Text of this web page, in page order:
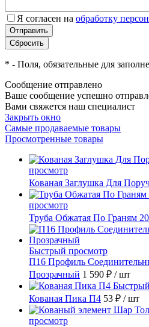
Я согласен на обработку
* - Поля, обязательные для
Сообщение отправлено
Ваше сообщение успешно
Вами свяжется наш специалист
Закрыть окно
Самые продаваемые товары
Просмотренные товары
просмотр
Кованая Заглушка Для
просмотр
Труба Обжатая По Граням
Быстрый просмотр
П16 Профиль
Прозрачный 1 590 ₽ / шт
Кованая Пика П4 53 ₽ / шт
просмотр